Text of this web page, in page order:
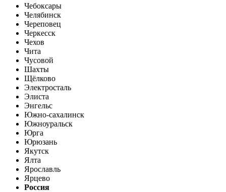
Чебоксары
Челябинск
Череповец
Черкесск
Чехов
Чита
Чусовой
Шахты
Щёлково
Электросталь
Элиста
Энгельс
Южно-сахалинск
Южноуральск
Юрга
Юрюзань
Якутск
Ялта
Ярославль
Ярцево
Россия